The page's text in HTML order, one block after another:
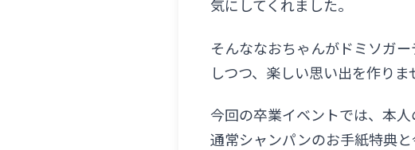
気にしてくれました。
そんななおちゃんがドミソガ
しつつ、楽しい思い出を作りま
今回の卒業イベントでは、本人
通常シャンパンのお手紙特典